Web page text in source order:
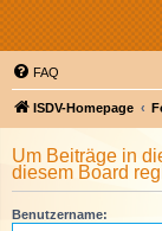
FAQ
ISDV-Homepage
Um Beiträge in
diesem Board
Benutzername: